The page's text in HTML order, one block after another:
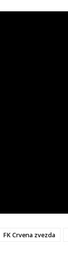
FK Crvena zvezda